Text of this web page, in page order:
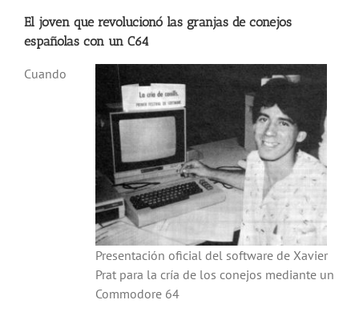
WooCommerce My Account
WooCommerce Cart
El joven que revolucionó las granjas de conejos
españolas con un C64
Presentación oficial del software de Xavier
Prat para la cría de los conejos mediante un
Commodore 64
Cuando